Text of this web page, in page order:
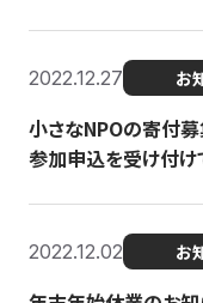
2022.12.27 お
小さなNPOの寄付
参加申込を受け付け
2022.12.02 お